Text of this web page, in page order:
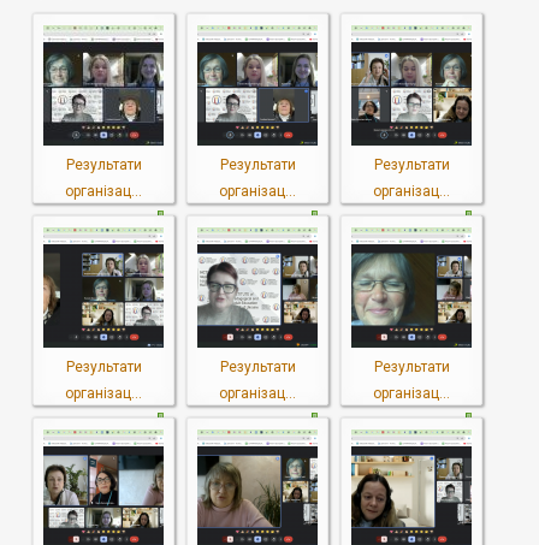
Результати
організац...
Результати
організац...
Результати
організац...
Результати
організац...
Результати
організац...
Результати
організац...